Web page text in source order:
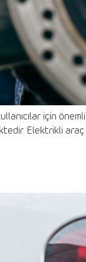
için
Elektrikli